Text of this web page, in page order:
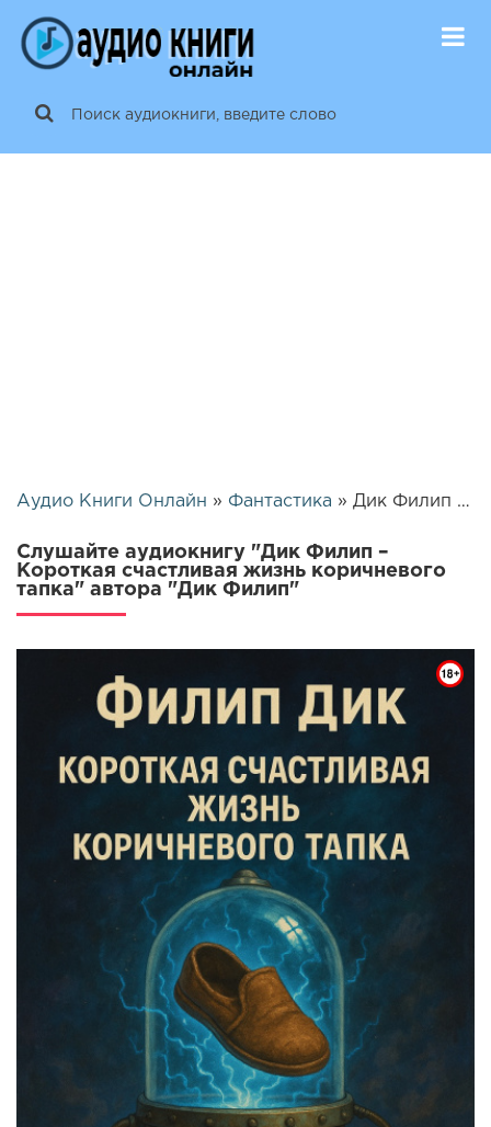
Аудио Книги Онлайн » Фантастика » Дик Филип – Короткая счастливая жизнь коричневого тапка | 26021
Слушайте аудиокнигу "Дик Филип –
Короткая счастливая жизнь коричневого
тапка" автора "Дик Филип"